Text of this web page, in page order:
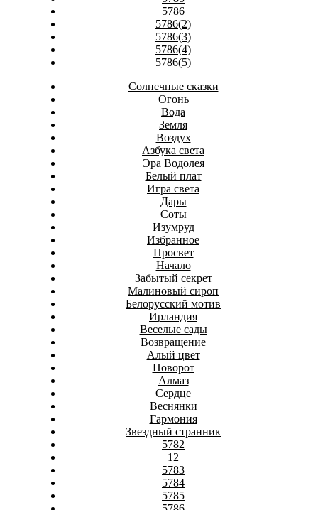
5786
5786(2)
5786(3)
5786(4)
5786(5)
Солнечные сказки
Огонь
Вода
Земля
Воздух
Азбука света
Эра Водолея
Белый плат
Игра света
Дары
Соты
Изумруд
Избранное
Просвет
Начало
Забытый секрет
Малиновый сироп
Белорусский мотив
Ирландия
Веселые сады
Возвращение
Алый цвет
Поворот
Алмаз
Сердце
Веснянки
Гармония
Звездный странник
5782
12
5783
5784
5785